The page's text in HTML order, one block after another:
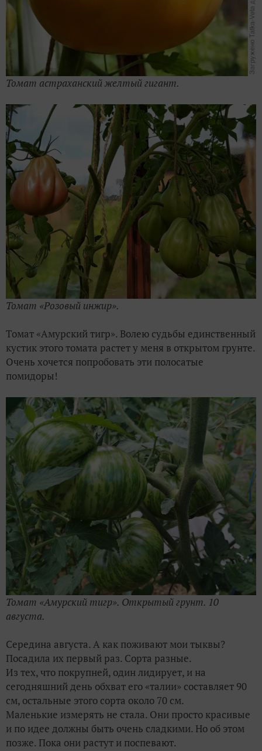
Томат астраханский желтый гигант.
Томат «Розовый инжир».
Томат «Амурский тигр». Волею судьбы единственный
кустик этого томата растет у меня в открытом грунте.
Очень хочется попробовать эти полосатые
помидоры!
Томат «Амурский тигр». Открытый грунт. 10
августа.
Середина августа. А как поживают мои тыквы?
Посадила их первый раз. Сорта разные.
Из тех, что покрупней, один лидирует, и на
сегодняшний день обхват его «талии» составляет 90
см, остальные этого сорта около 70 см.
Маленькие измерять не стала. Они просто красивые
и по идее должны быть очень сладкими. Но об этом
позже. Пока они растут и поспевают.